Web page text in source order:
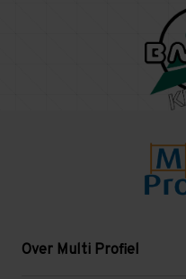
Over Multi Profiel